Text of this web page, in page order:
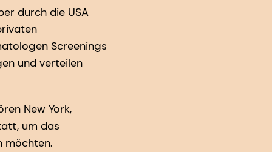
durch die USA
Screenings
und verteilen
New York,
um das
möchten.